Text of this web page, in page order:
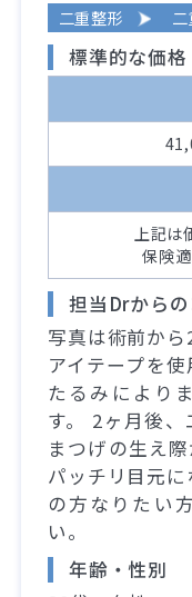
二重整形
標準的な価格
上記は
保険
担当Drから
写真は術前か
アイテープを
たるみにより
す。 2ヶ月後
まつげの生え
パッチリ目元
の方なりたい
い。
年齢・性別